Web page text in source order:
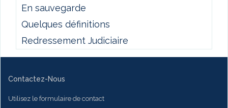
En sauvegarde
Quelques définitions
Redressement Judiciaire
Contactez-Nous
Utilisez le formulaire de contact